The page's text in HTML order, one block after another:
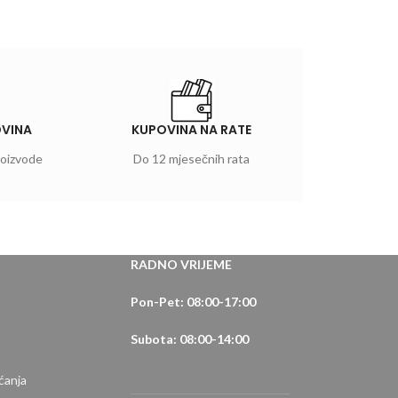
KUPOVINA NA RATE
Do 12 mjesečnih rata
RADNO VRIJEME
Pon-Pet: 08:00-17:00
Subota: 08:00-14:00